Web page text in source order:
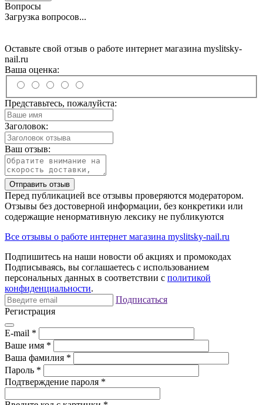
Вопросы
Загрузка вопросов...
Оставьте свой отзыв о работе интернет магазина myslitsky-
nail.ru
Ваша оценка:
Представьтесь, пожалуйста:
Заголовок:
Ваш отзыв:
Отправить отзыв
Перед публикацией все отзывы проверяются модератором.
Отзывы без достоверной информации, без конкретики или
содержащие ненормативную лексику не публикуются
Все отзывы о работе интернет магазина myslitsky-nail.ru
Подпишитесь на наши новости об акциях и промокодах
Подписываясь, вы соглашаетесь с использованием
персональных данных в соответствии с политикой
конфиденциальности.
Подписаться
Регистрация
E-mail *
Ваше имя *
Ваша фамилия *
Пароль *
Подтверждение пароля *